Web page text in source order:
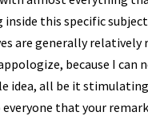
inside this specific
are generally relatively
because I can
idea, all be it
everyone that your